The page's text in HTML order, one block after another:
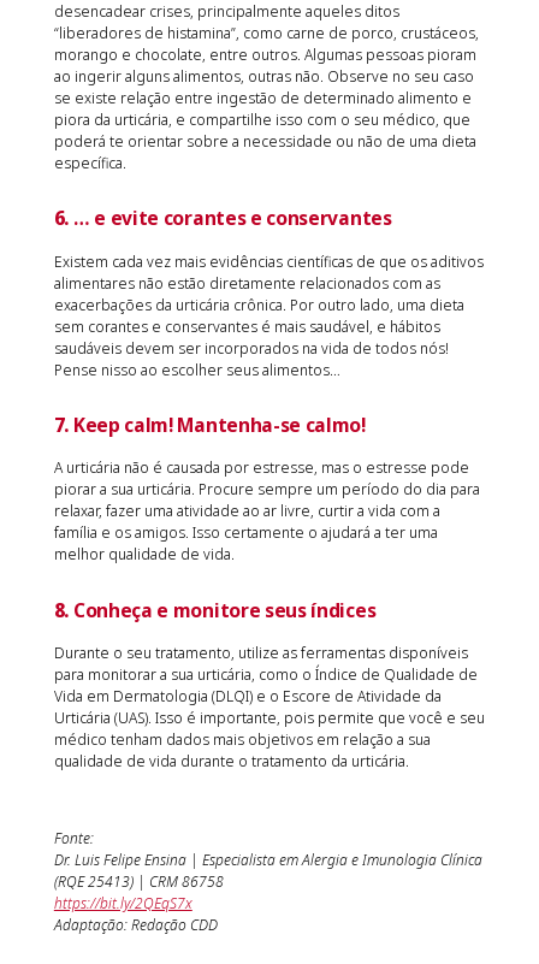
desencadear crises, principalmente aqueles ditos
“liberadores de histamina”, como carne de porco, crustáceos,
morango e chocolate, entre outros. Algumas pessoas pioram
ao ingerir alguns alimentos, outras não. Observe no seu caso
se existe relação entre ingestão de determinado alimento e
piora da urticária, e compartilhe isso com o seu médico, que
poderá te orientar sobre a necessidade ou não de uma dieta
específica.
6. … e evite corantes e conservantes
Existem cada vez mais evidências científicas de que os aditivos
alimentares não estão diretamente relacionados com as
exacerbações da urticária crônica. Por outro lado, uma dieta
sem corantes e conservantes é mais saudável, e hábitos
saudáveis devem ser incorporados na vida de todos nós!
Pense nisso ao escolher seus alimentos…
7. Keep calm! Mantenha-se calmo!
A urticária não é causada por estresse, mas o estresse pode
piorar a sua urticária. Procure sempre um período do dia para
relaxar, fazer uma atividade ao ar livre, curtir a vida com a
família e os amigos. Isso certamente o ajudará a ter uma
melhor qualidade de vida.
8. Conheça e monitore seus índices
Durante o seu tratamento, utilize as ferramentas disponíveis
para monitorar a sua urticária, como o Índice de Qualidade de
Vida em Dermatologia (DLQI) e o Escore de Atividade da
Urticária (UAS). Isso é importante, pois permite que você e seu
médico tenham dados mais objetivos em relação a sua
qualidade de vida durante o tratamento da urticária.
Fonte:
Dr. Luis Felipe Ensina | Especialista em Alergia e Imunologia Clínica
(RQE 25413) | CRM 86758
https://bit.ly/2QEqS7x
Adaptação: Redação CDD